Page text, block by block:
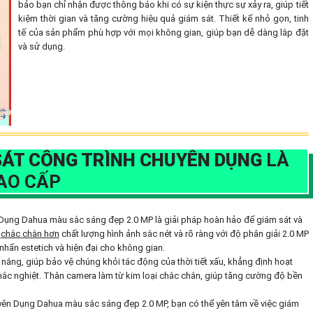
bảo bạn chỉ nhận được thông báo khi có sự kiện thực sự xảy ra, giúp tiết
kiệm thời gian và tăng cường hiệu quả giám sát. Thiết kế nhỏ gọn, tinh
tế của sản phẩm phù hợp với mọi không gian, giúp bạn dễ dàng lắp đặt
và sử dụng.
CÔNG TRÌNH CHUYÊN DỤNGLÀ
CẤP
Dahua màu sắc sáng đẹp 2.0 MP là giải pháp hoàn hảo để giám sát và
chắc chắn hơn chất lượng hình ảnh sắc nét và rõ ràng với độ phân giải 2.0 MP
estetich và hiện đại cho không gian.
giúp bảo vệ chúng khỏi tác động của thời tiết xấu, khẳng định hoạt
nghiệt. Thân camera làm từ kim loại chắc chắn, giúp tăng cường độ bền
Dụng Dahua màu sắc sáng đẹp 2.0 MP, bạn có thể yên tâm về việc giám